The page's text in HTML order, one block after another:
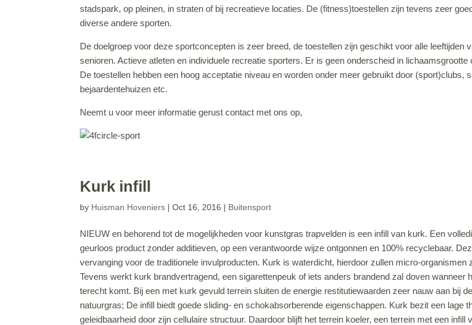
stadspark, op pleinen, in straten of bij recreatieve locaties. De (fitness)toestellen zijn tevens zeer
diverse andere sporten.
De doelgroep voor deze sportconcepten is zeer breed, de toestellen zijn geschikt voor alle leeftijden
senioren. Actieve atleten en individuele recreatie sporters. Er is geen onderscheid in lichaamsgrootte
De toestellen hebben een hoog acceptatie niveau en worden onder meer gebruikt door (sport)clubs,
bejaardentehuizen etc.
Neemt u voor meer informatie gerust contact met ons op,
Kurk infill
by Huisman Hoveniers |Oct 16, 2016 | Buitensport
NIEUW en behorend tot de mogelijkheden voor kunstgras trapvelden is een infill van kurk. Een
geurloos product zonder additieven, op een verantwoorde wijze ontgonnen en 100% recyclebaar.
vervanging voor de traditionele invulproducten. Kurk is waterdicht, hierdoor zullen micro-organismen
Tevens werkt kurk brandvertragend, een sigarettenpeuk of iets anders brandend zal doven wanneer
terecht komt. Bij een met kurk gevuld terrein sluiten de energie restitutiewaarden zeer nauw aan bij
natuurgras; De infill biedt goede sliding- en schokabsorberende eigenschappen. Kurk bezit een lage
geleidbaarheid door zijn cellulaire structuur. Daardoor blijft het terrein koeler, een terrein met een infill